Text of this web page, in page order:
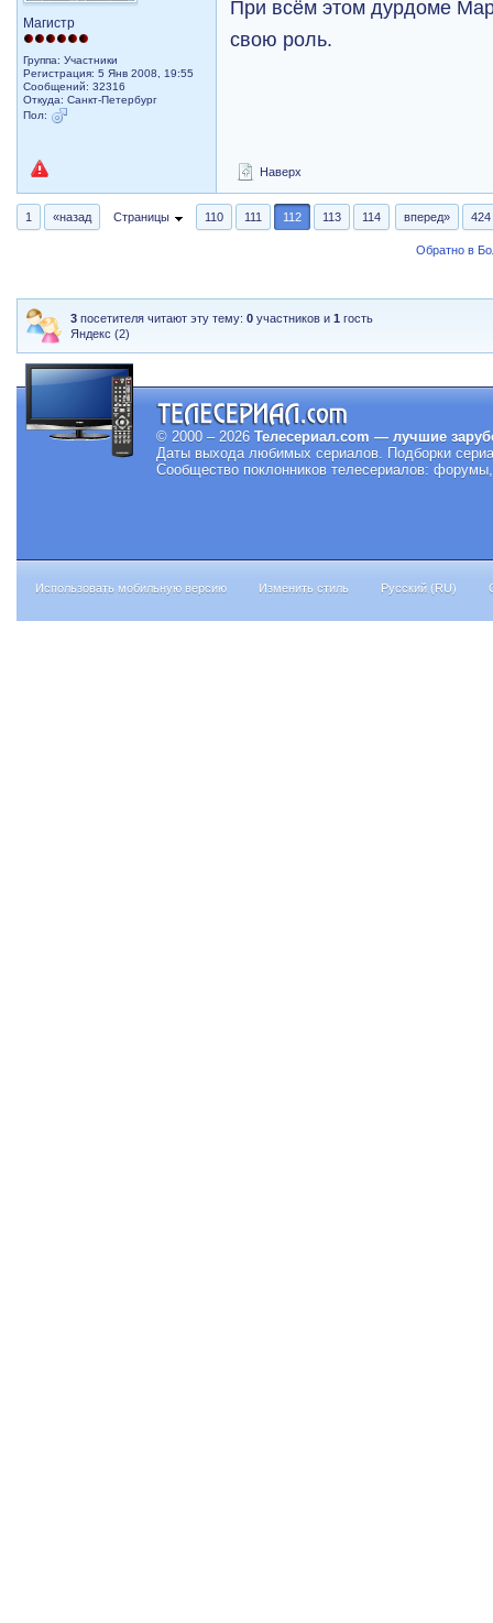
Магистр
Группа: Участники
Регистрация: 5 Янв 2008, 19:55
Сообщений: 32316
Откуда: Санкт-Петербург
Пол:
При всём этом дурдоме
свою роль.
Наверх
1 «назад Страницы 110 111 112 113 114 вперед» 424
Обратно в
3 посетителя читают эту тему:0 участников и1 гость
Яндекс (2)
© 2000 – 2026 Телесериал.com — лучшие
Даты выхода любимых сериалов. Подборки
Сообщество поклонников телесериалов:
Использовать мобильную версию Изменить стиль Русский (RU)